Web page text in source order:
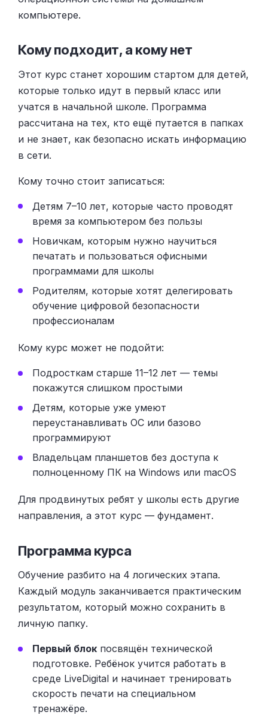
компьютере.
Кому подходит, а кому нет
Этот курс станет хорошим стартом для детей,
которые только идут в первый класс или
учатся в начальной школе. Программа
рассчитана на тех, кто ещё путается в папках
и не знает, как безопасно искать информацию
в сети.
Кому точно стоит записаться:
Детям 7–10 лет, которые часто проводят
время за компьютером без пользы
Новичкам, которым нужно научиться
печатать и пользоваться офисными
программами для школы
Родителям, которые хотят делегировать
обучение цифровой безопасности
профессионалам
Кому курс может не подойти:
Подросткам старше 11–12 лет — темы
покажутся слишком простыми
Детям, которые уже умеют
переустанавливать ОС или базово
программируют
Владельцам планшетов без доступа к
полноценному ПК на Windows или macOS
Для продвинутых ребят у школы есть другие
направления, а этот курс — фундамент.
Программа курса
Обучение разбито на 4 логических этапа.
Каждый модуль заканчивается практическим
результатом, который можно сохранить в
личную папку.
Первый блок посвящён технической
подготовке. Ребёнок учится работать в
среде LiveDigital и начинает тренировать
скорость печати на специальном
тренажёре.